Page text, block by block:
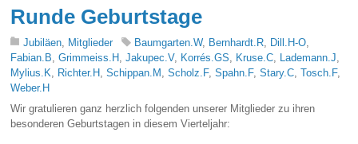
Runde Geburtstage
Jubiläen Mitglieder Baumgarten.W, Bernhardt.R Dill.H-O
Fabian.B ,Grimmeiss.H ,Jakupec.V, Korrés.GS Kruse.C Lademann.J
Mylius.K
Richter.H ,Schippan.M ,Scholz.F,Spahn.F,Stary.C ,Tosch.F,
Weber.H
Wir gratulieren ganz herzlich folgenden unserer Mitglieder zu ihren
besonderen Geburtstagen in diesem Vierteljahr: